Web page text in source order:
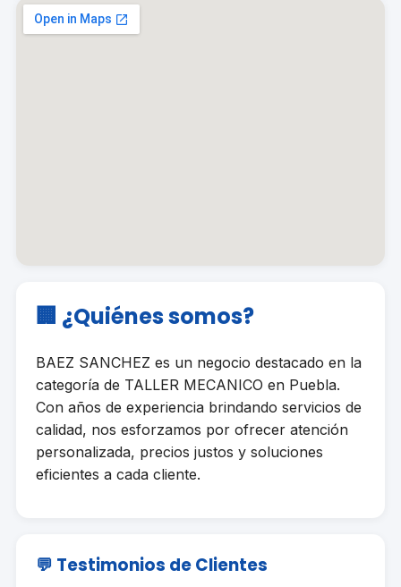
🏢 ¿Quiénes somos?
BAEZ SANCHEZ es un negocio destacado en la
categoría de TALLER MECANICO en Puebla.
Con años de experiencia brindando servicios de
calidad, nos esforzamos por ofrecer atención
personalizada, precios justos y soluciones
eficientes a cada cliente.
💬 Testimonios de Clientes